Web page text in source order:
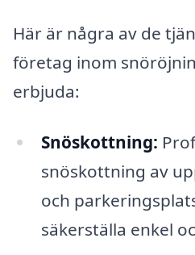
Här är några av de
företag inom
erbjuda:
Snöskottning:
snöskottning av
och
säkerställa enkel